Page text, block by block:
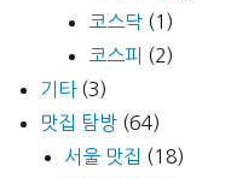
코스닥 (1)
코스피 (2)
기타(3)
맛집 탐방 (64)
서울 맛집 (18)